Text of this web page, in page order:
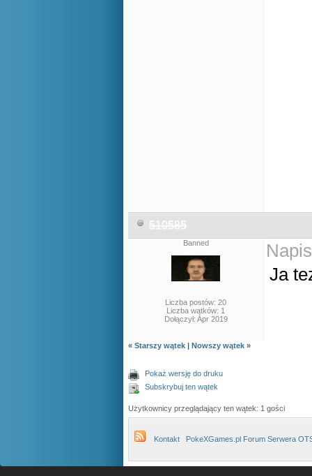
510585
Banned
Liczba postów: 20
Liczba wątków: 1
Dołączył: Apr 2019
Ja
« Starszy wątek | Nowszy wątek »
Pokaż wersję do druku
Subskrybuj ten wątek
Użytkownicy przeglądający ten wątek: 1 gości
Kontakt PokeXGames.pl Forum Serwera